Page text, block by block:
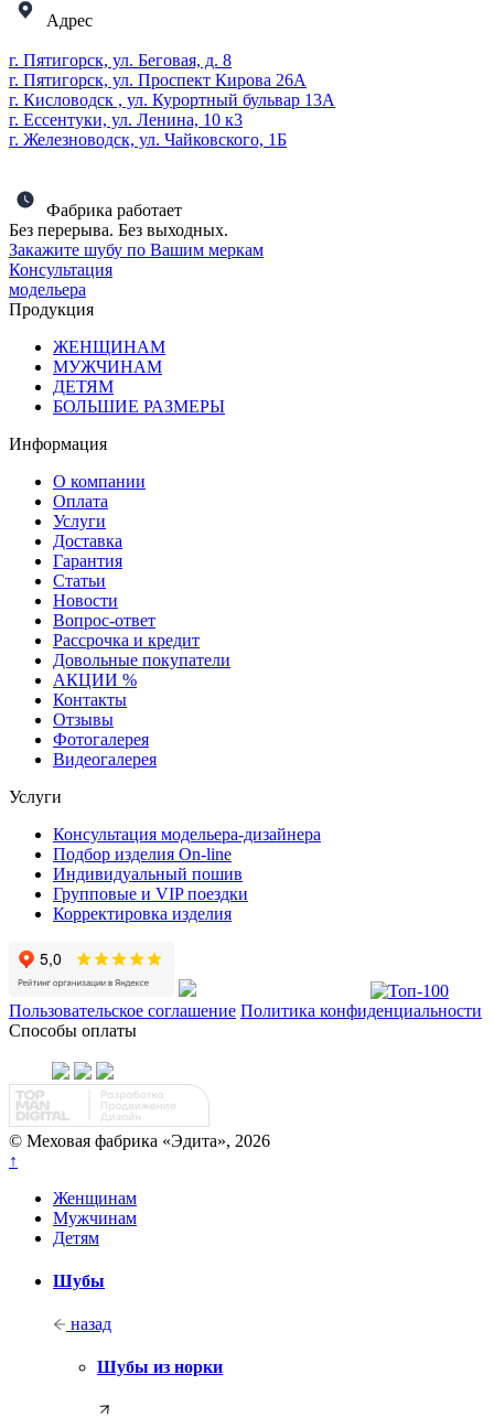
Адрес
г. Пятигорск, ул. Беговая, д. 8
г. Пятигорск, ул. Проспект Кирова 26А
г. Кисловодск , ул. Курортный бульвар 13А
г. Ессентуки, ул. Ленина, 10 к3
г. Железноводск, ул. Чайковского, 1Б
Фабрика работает
Без перерыва. Без выходных.
Закажите шубу по Вашим меркам
Консультация
модельера
Продукция
ЖЕНЩИНАМ
МУЖЧИНАМ
ДЕТЯМ
БОЛЬШИЕ РАЗМЕРЫ
Информация
О компании
Оплата
Услуги
Доставка
Гарантия
Статьи
Новости
Вопрос-ответ
Рассрочка и кредит
Довольные покупатели
АКЦИИ %
Контакты
Отзывы
Фотогалерея
Видеогалерея
Услуги
Консультация модельера-дизайнера
Подбор изделия On-line
Индивидуальный пошив
Групповые и VIP поездки
Корректировка изделия
Пользовательское соглашение Политика конфиденциальности
Способы оплаты
© Меховая фабрика «Эдита», 2026
↑
Женщинам
Мужчинам
Детям
Шубы
назад
Шубы из норки